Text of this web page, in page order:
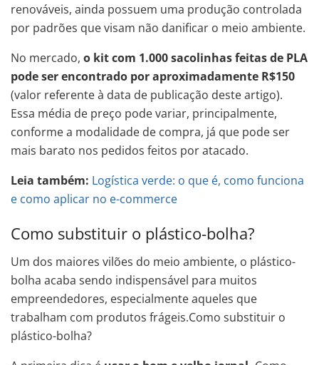
renováveis, ainda possuem uma produção controlada
por padrões que visam não danificar o meio ambiente.
No mercado, o kit com 1.000 sacolinhas feitas de PLA
pode ser encontrado por aproximadamente R$150
(valor referente à data de publicação deste artigo).
Essa média de preço pode variar, principalmente,
conforme a modalidade de compra, já que pode ser
mais barato nos pedidos feitos por atacado.
Leia também: Logística verde: o que é, como funciona
e como aplicar no e-commerce
Como substituir o plástico-bolha?
Um dos maiores vilões do meio ambiente, o plástico-
bolha acaba sendo indispensável para muitos
empreendedores, especialmente aqueles que
trabalham com produtos frágeis.Como substituir o
plástico-bolha?